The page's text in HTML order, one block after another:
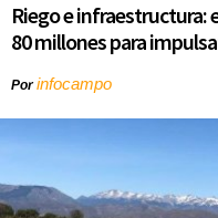
Riego e infraestructura:
80 millones para
Porinfocampo